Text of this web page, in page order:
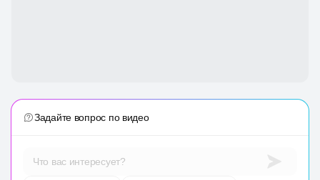
Задайте вопрос по видео
Что вас интересует?